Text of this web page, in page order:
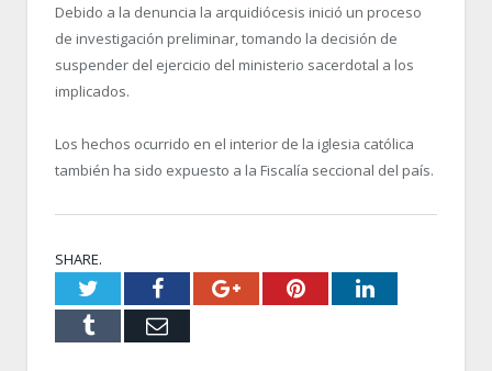
Debido a la denuncia la arquidiócesis inició un proceso
de investigación preliminar, tomando la decisión de
suspender del ejercicio del ministerio sacerdotal a los
implicados.
Los hechos ocurrido en el interior de la iglesia católica
también ha sido expuesto a la Fiscalía seccional del país.
SHARE.
TwitterFacebookGoogle+PinterestLinkedIn
Tumblr Email